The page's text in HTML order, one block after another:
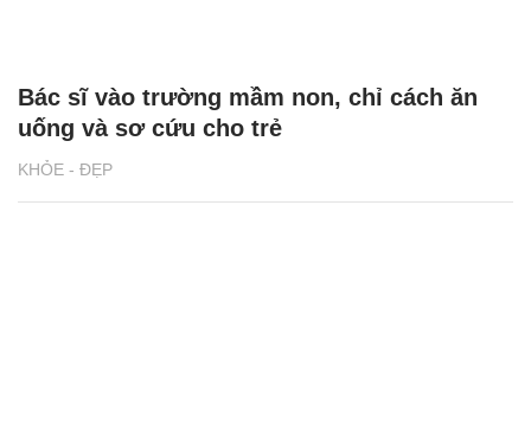
KHỎE - ĐẸP
Bác sĩ vào trường mầm non, chỉ cách ăn
uống và sơ cứu cho trẻ